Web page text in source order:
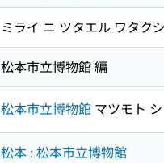
ミライ ニ ツタエル ワタク
松本市立博物館 編
松本市立博物館 マツモト
松本 : 松本市立博物館